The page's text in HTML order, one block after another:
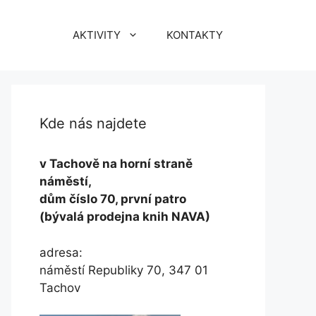
AKTIVITY KONTAKTY
Kde nás najdete
v Tachově na horní straně
náměstí,
dům číslo 70, první patro
(bývalá prodejna knih NAVA)
adresa:
náměstí Republiky 70, 347 01
Tachov